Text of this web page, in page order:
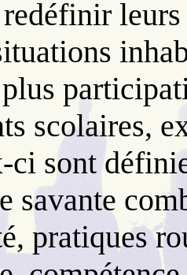
scolaires,
ci sont
savante
pratiques